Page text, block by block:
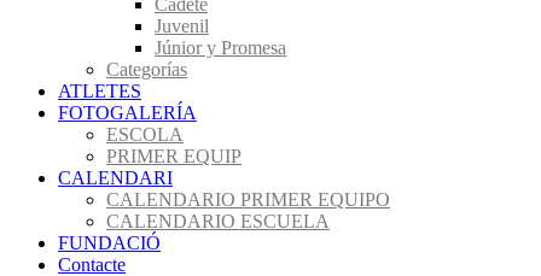
Juvenil
Júnior y Promesa
Categorías
ATLETES
FOTOGALERÍA
ESCOLA
PRIMER EQUIP
CALENDARI
CALENDARIO PRIMER EQUIPO
CALENDARIO ESCUELA
FUNDACIÓ
Contacte